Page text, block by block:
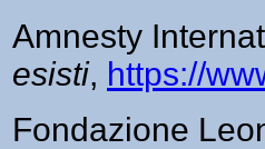
Amnesty
esisti, https://
Fondazione